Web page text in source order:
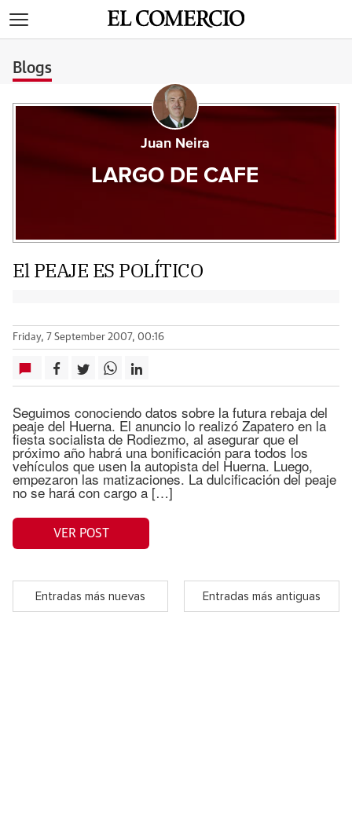
Blogs
Juan Neira
LARGO DE CAFE
El PEAJE ES POLÍTICO
Friday, 7 September 2007, 00:16
Seguimos conociendo datos sobre la futura rebaja del
peaje del Huerna. El anuncio lo realizó Zapatero en la
fiesta socialista de Rodiezmo, al asegurar que el
próximo año habrá una bonificación para todos los
vehículos que usen la autopista del Huerna. Luego,
empezaron las matizaciones. La dulcificación del peaje
no se hará con cargo a […]
VER POST
Entradas más nuevas Entradas más antiguas